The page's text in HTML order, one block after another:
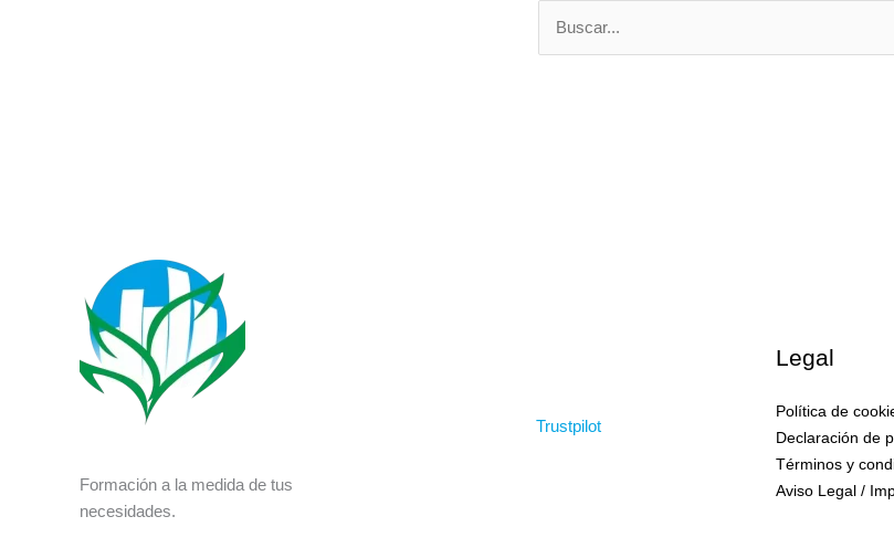
por:
Formación a la medida de tus
necesidades.
Trustpilot
Legal
Política de
Declaración de
Términos y
Aviso Legal /